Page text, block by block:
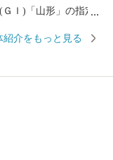
Ｉ)「山形」の指定
って伝えられた上方
豊かなものにするの
が湧出し、山や渓谷
紹介をもっと見る